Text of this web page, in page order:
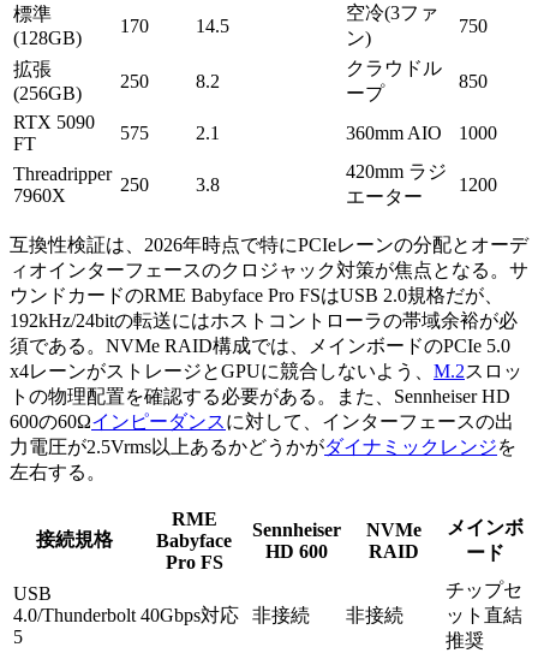
標準
(128GB)
170 14.5
空冷(3ファ
ン)
750
拡張
(256GB)
250 8.2
クラウドル
ープ
850
RTX 5090
FT
575 2.1 360mm AIO
1000
Threadripper
7960X
250 3.8
420mm ラジ
エーター
1200
互換性検証は、2026年時点で特にPCIeレーンの分配とオーデ
ィオインターフェースのクロジャック対策が焦点となる。サ
ウンドカードのRME Babyface Pro FSはUSB 2.0規格だが、
192kHz/24bitの転送にはホストコントローラの帯域余裕が必
須である。NVMe RAID構成では、メインボードのPCIe 5.0
x4レーンがストレージとGPUに競合しないよう、 M.2スロッ
トの物理配置を確認する必要がある。また、Sennheiser HD
600の60Ωインピーダンスに対して、インターフェースの出
力電圧が2.5Vrms以上あるかどうかがダイナミックレンジを
左右する。
接続規格
RME
Babyface
Pro FS
Sennheiser
HD 600
NVMe
RAID
メインボ
ード
USB
4.0/Thunderbolt
5
40Gbps対応 非接続 非接続
チップセ
ット直結
推奨